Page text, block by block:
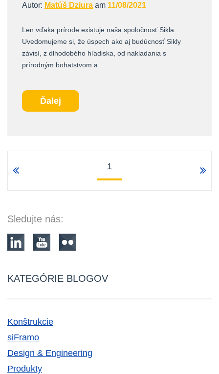
Autor: Matúš Dziura am 11/08/2021
Len vďaka prírode existuje naša spoločnosť Sikla.
Uvedomujeme si, že úspech ako aj budúcnosť Sikly
závisí, z dlhodobého hľadiska, od nakladania s
prírodným bohatstvom a ...
Ďalej
1
Sledujte nás:
KATEGÓRIE BLOGOV
Konštrukcie
siFramo
Design & Engineering
Produkty